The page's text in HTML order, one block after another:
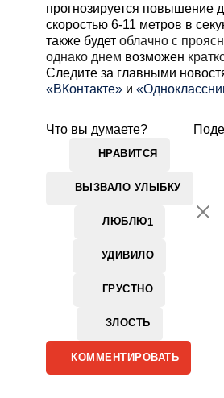
прогнозируется повышение
скоростью 6-11 метров в
также будет облачно с
однако днем возможен
Cледите за главными
«ВКонтакте» и
Что вы думаете?
НРАВИТСЯ
ВЫЗВАЛО УЛЫБКУ
ЛЮБЛЮ1
УДИВИЛО
ГРУСТНО
ЗЛОСТЬ
КОММЕНТИРОВАТЬ